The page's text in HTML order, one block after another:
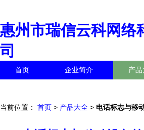
惠州市瑞信云科网络
司
首页 企业简介 产品
当前位置： 首页 > 产品大全 > 电话标志与移